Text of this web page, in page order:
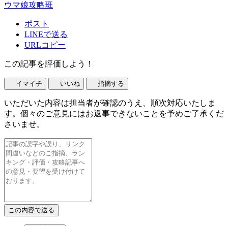
ウマ娘攻略班
ポスト
LINEで送る
URLコピー
この記事を評価しよう！
イマイチ いいね 指摘する
いただいた内容は担当者が確認のうえ、順次対応いたしま
す。個々のご意見にはお返事できないことを予めご了承くだ
さいませ。